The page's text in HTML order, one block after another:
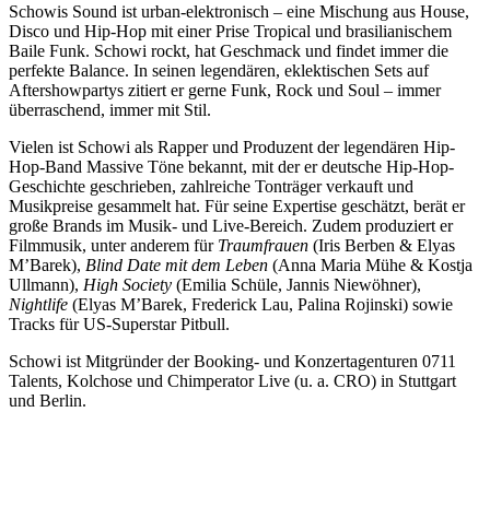
Schowis Sound ist urban-elektronisch – eine Mischung aus House,
Disco und Hip-Hop mit einer Prise Tropical und brasilianischem
Baile Funk. Schowi rockt, hat Geschmack und findet immer die
perfekte Balance. In seinen legendären, eklektischen Sets auf
Aftershowpartys zitiert er gerne Funk, Rock und Soul – immer
überraschend, immer mit Stil.
Vielen ist Schowi als Rapper und Produzent der legendären Hip-
Hop-Band Massive Töne bekannt, mit der er deutsche Hip-Hop-
Geschichte geschrieben, zahlreiche Tonträger verkauft und
Musikpreise gesammelt hat. Für seine Expertise geschätzt, berät er
große Brands im Musik- und Live-Bereich. Zudem produziert er
Filmmusik, unter anderem für Traumfrauen (Iris Berben & Elyas
M’Barek), Blind Date mit dem Leben (Anna Maria Mühe & Kostja
Ullmann), High Society (Emilia Schüle, Jannis Niewöhner),
Nightlife (Elyas M’Barek, Frederick Lau, Palina Rojinski) sowie
Tracks für US-Superstar Pitbull.
Schowi ist Mitgründer der Booking- und Konzertagenturen 0711
Talents, Kolchose und Chimperator Live (u. a. CRO) in Stuttgart
und Berlin.